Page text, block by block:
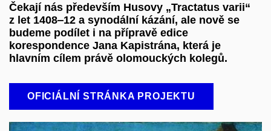
Čekají nás především Husovy „Tractatus varii“
z let 1408‒12 a synodální kázání, ale nově se
budeme podílet i na přípravě edice
korespondence Jana Kapistrána, která je
hlavním cílem právě olomouckých kolegů.
OFICIÁLNÍ STRÁNKA PROJEKTU